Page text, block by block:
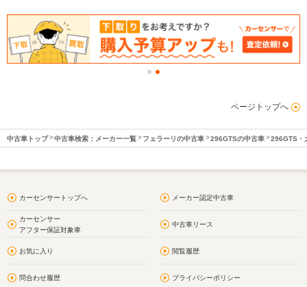
ページトップへ
中古車トップ 中古車検索：メーカー一覧 フェラーリの中古車 296GTSの中古車 296GTS・
カーセンサートップへ メーカー認定中古車
カーセンサー
アフター保証対象車
中古車リース
お気に入り 閲覧履歴
問合わせ履歴 プライバシーポリシー